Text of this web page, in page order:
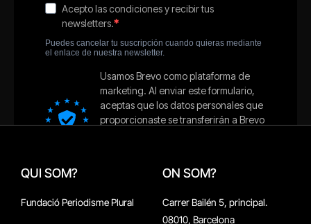
QUI SOM?
Fundació Periodisme Plural
ON SOM?
Carrer Bailén 5, principal.
08010, Barcelona